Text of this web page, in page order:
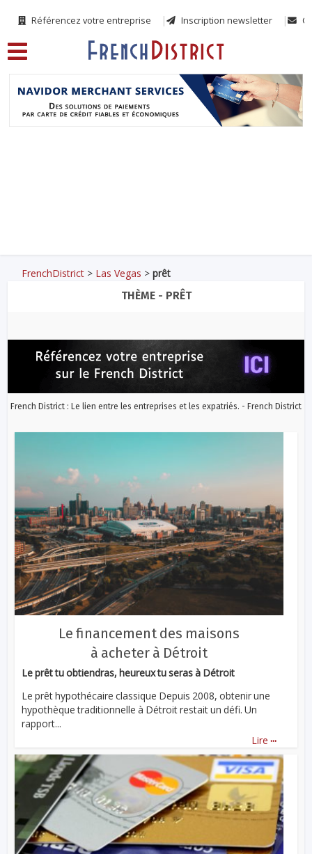
Référencez votre entreprise Inscription newsletter
FrenchDistrict > Las Vegas >prêt
THÈME - PRÊT
French District : Le lien entre les entreprises et les expatriés. - French District
Le financement des maisons
à acheter à Détroit
Le prêt tu obtiendras, heureux tu seras à Détroit
Le prêt hypothécaire classique Depuis 2008, obtenir une
hypothèque traditionnelle à Détroit restait un défi. Un
rapport...
Lire ...